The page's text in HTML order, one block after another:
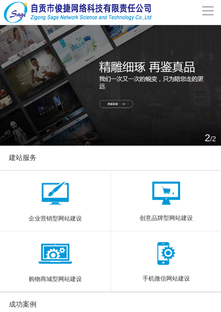
导
网站首页
关于我们
解决方案
新闻动态
2/2
建站服务
企业营销型网站建设 创意品牌型网站建设
购物商城型网站建设 手机微信网站建设
成功案例